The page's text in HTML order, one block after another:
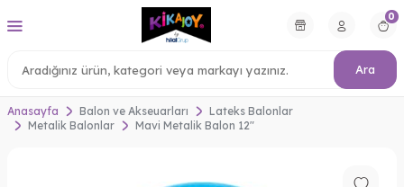
Ara
0
Anasayfa Balon ve Akseuarları
Lateks Balonlar
Metalik Balonlar
Mavi Metalik Balon 12"